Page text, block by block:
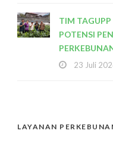
TIM
POTENSI
23 Juli
LAYANAN